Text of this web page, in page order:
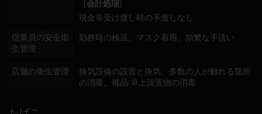
[会計処理]
現金等受け渡し時の手渡しなし
従業員の安全衛
生管理
勤務時の検温 マスク着用 頻繁な手洗い
店舗の衛生管理 換気設備の設置と換気
多数の人が触れる箇所
の消毒
備品/卓上設置物の消毒